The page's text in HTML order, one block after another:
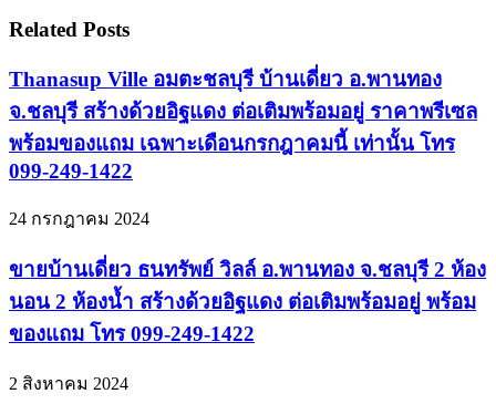
Related Posts
Thanasup Ville อมตะชลบุรี บ้านเดี่ยว อ.พานทอง
จ.ชลบุรี สร้างด้วยอิฐแดง ต่อเติมพร้อมอยู่ ราคาพรีเซล
พร้อมของแถม เฉพาะเดือนกรกฎาคมนี้ เท่านั้น โทร
099-249-1422
24 กรกฎาคม 2024
ขายบ้านเดี่ยว ธนทรัพย์ วิลล์ อ.พานทอง จ.ชลบุรี 2 ห้อง
นอน 2 ห้องน้ำ สร้างด้วยอิฐแดง ต่อเติมพร้อมอยู่ พร้อม
ของแถม โทร 099-249-1422
2 สิงหาคม 2024